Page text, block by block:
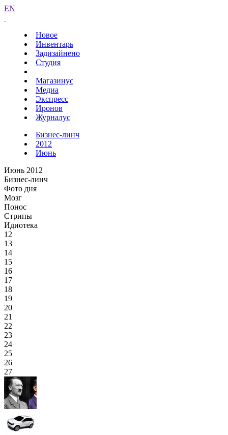
EN
Новое
Инвентарь
Задизайнено
Студия
Магазинус
Медиа
Экспресс
Иронов
Журналус
Бизнес-линч
2012
Июнь
Июнь 2012
Бизнес-линч
Фото дня
Мозг
Понос
Стрипы
Идиотека
12
13
14
15
16
17
18
19
20
21
22
23
24
25
26
27